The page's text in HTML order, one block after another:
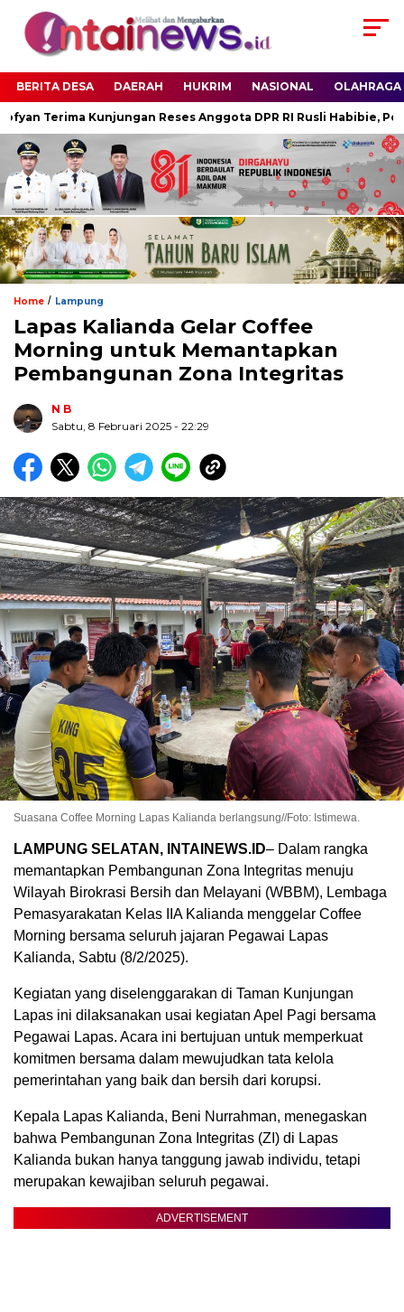
BERITA DESA DAERAH HUKRIM NASIONAL OLAHRAGA
Terima Kunjungan Reses Anggota DPR RI Rusli Habibie,
Home / Lampung
Lapas Kalianda Gelar Coffee
Morning untuk Memantapkan
Pembangunan Zona Integritas
N B
Sabtu, 8 Februari 2025 - 22:29
Suasana Coffee Morning Lapas Kalianda berlangsung//Foto: Istimewa.
LAMPUNG SELATAN, INTAINEWS.ID– Dalam rangka
memantapkan Pembangunan Zona Integritas menuju
Wilayah Birokrasi Bersih dan Melayani (WBBM), Lembaga
Pemasyarakatan Kelas IIA Kalianda menggelar Coffee
Morning bersama seluruh jajaran Pegawai Lapas
Kalianda, Sabtu (8/2/2025).
Kegiatan yang diselenggarakan di Taman Kunjungan
Lapas ini dilaksanakan usai kegiatan Apel Pagi bersama
Pegawai Lapas. Acara ini bertujuan untuk memperkuat
komitmen bersama dalam mewujudkan tata kelola
pemerintahan yang baik dan bersih dari korupsi.
Kepala Lapas Kalianda, Beni Nurrahman, menegaskan
bahwa Pembangunan Zona Integritas (ZI) di Lapas
Kalianda bukan hanya tanggung jawab individu, tetapi
merupakan kewajiban seluruh pegawai.
ADVERTISEMENT
Biru Kuning Geometris Modern Rekrutmen Staf
Kantor Poster Horizontal